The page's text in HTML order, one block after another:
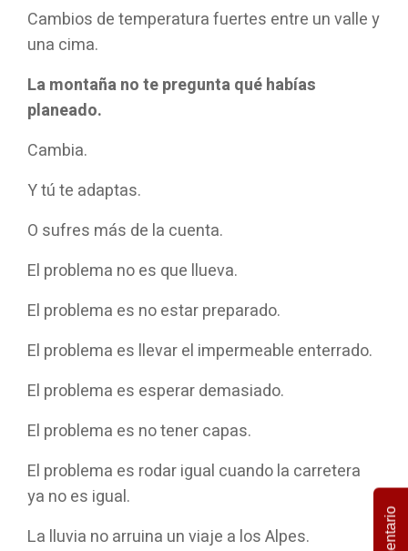
Cambios de temperatura fuertes entre un valle y
una cima.
La montaña no te pregunta qué habías
planeado.
Cambia.
Y tú te adaptas.
O sufres más de la cuenta.
El problema no es que llueva.
El problema es no estar preparado.
El problema es llevar el impermeable enterrado.
El problema es esperar demasiado.
El problema es no tener capas.
El problema es rodar igual cuando la carretera
ya no es igual.
La lluvia no arruina un viaje a los Alpes.